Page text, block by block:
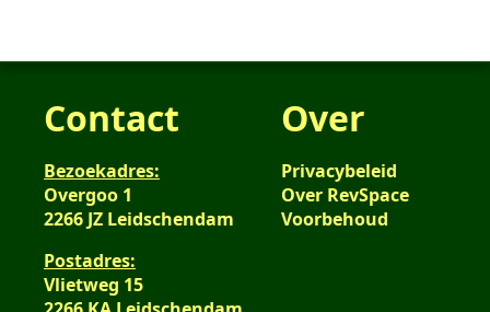
Contact
Bezoekadres:
Overgoo 1
2266 JZ Leidschendam
Postadres:
Vlietweg 15
Over
Privacybeleid
Over RevSpace
Voorbehoud